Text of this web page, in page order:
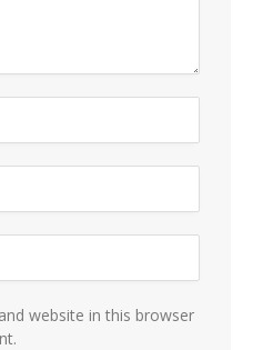
website in this browser